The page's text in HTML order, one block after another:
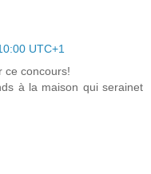
UTC+1
ce concours!
à la maison qui serainet